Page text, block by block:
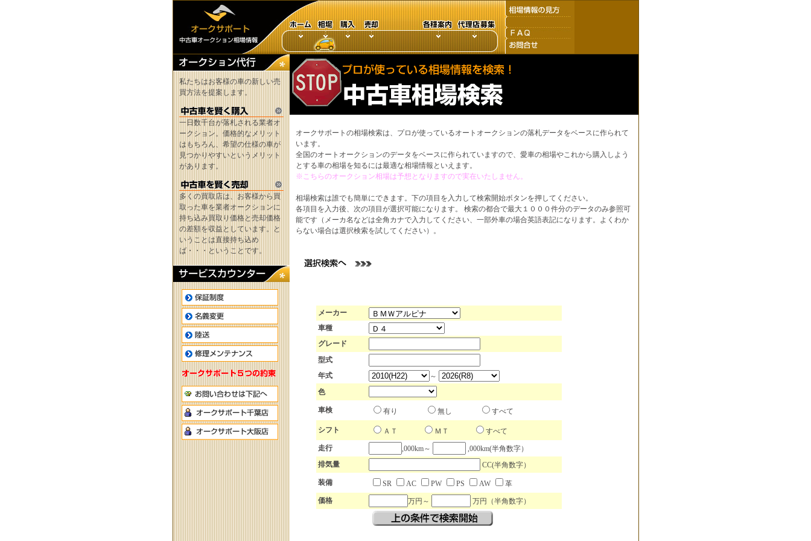
私たちはお客様の車の新しい売
買方法を提案します。
一日数千台が落札される業者オ
ークション。価格的なメリット
はもちろん、希望の仕様の車が
見つかりやすいというメリット
があります。
多くの買取店は、お客様から買
取った車を業者オークションに
持ち込み買取り価格と売却価格
の差額を収益としています。と
いうことは直接持ち込め
ば・・・ということです。
オークサポートの相場検索は、プロが使っているオートオークションの落札データをベースに作られて
います。
全国のオートオークションのデータをベースに作られていますので、愛車の相場やこれから購入しよう
とする車の相場を知るには最適な相場情報といえます。
※こちらのオークション相場は予想となりますので実在いたしません。
相場検索は誰でも簡単にできます。下の項目を入力して検索開始ボタンを押してください。
各項目を入力後、次の項目が選択可能になります。 検索の都合で最大１０００件分のデータのみ参照可
能です（メーカ名などは全角カナで入力してください、一部外車の場合英語表記になります。よくわか
らない場合は選択検索を試してください）。
メーカー
車種
グレード
型式
年式
～
色
車検 有り 無し すべて
シフト ＡＴ ＭＴ
すべて
走行
,000km～
,000km(半角数字）
排気量
CC(半角数字）
装備 SR AC PW PS AW
革
価格
万円～ 万円（半角数字）